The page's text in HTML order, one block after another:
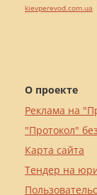
О проекте
Реклама на
"Протокол"
Карта сайта
Тендер на
kievperevod.com.ua